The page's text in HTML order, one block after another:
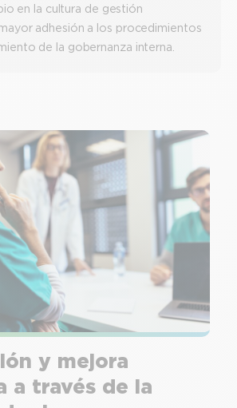
en la cultura de gestión
adhesión a los procedimientos
de la gobernanza interna.
y mejora
a través de la